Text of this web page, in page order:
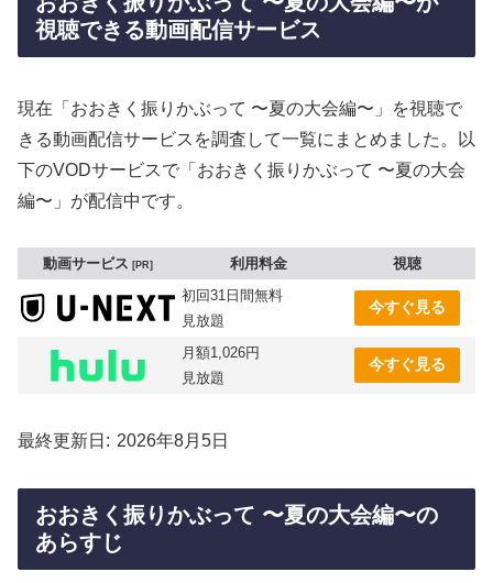
視聴できる動画配信サービス
現在「おおきく振りかぶって 〜夏の大会編〜」を視聴で
きる動画配信サービスを調査して一覧にまとめました。以
下のVODサービスで「おおきく振りかぶって 〜夏の大会
編〜」が配信中です。
動画サービス PR 利用料金
視聴
初回31日間無料
見放題
今すぐ見る
月額1,026円
見放題
今すぐ見る
最終更新日 2026年8月5日
おおきく振りかぶって 〜夏の大会編〜の
あらすじ